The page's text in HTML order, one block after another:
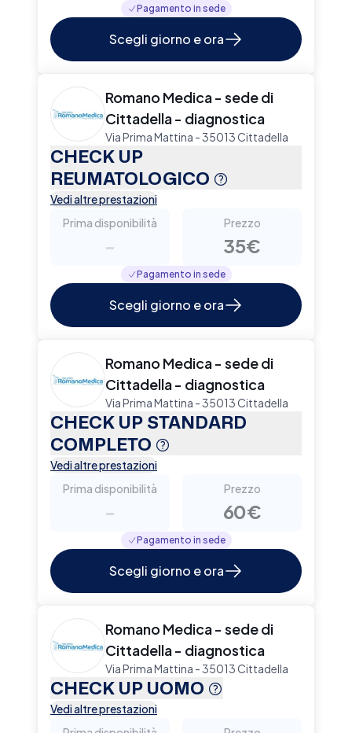
Pagamento in sede
Scegli giorno e ora
Romano Medica - sede di
Cittadella - diagnostica
Via Prima Mattina - 35013 Cittadella
CHECK UP
REUMATOLOGICO
Vedi altre prestazioni
Prima disponibilità
-
Prezzo
35€
Pagamento in sede
Scegli giorno e ora
Romano Medica - sede di
Cittadella - diagnostica
Via Prima Mattina - 35013 Cittadella
CHECK UP STANDARD
COMPLETO
Vedi altre prestazioni
Prima disponibilità
-
Prezzo
60€
Pagamento in sede
Scegli giorno e ora
Romano Medica - sede di
Cittadella - diagnostica
Via Prima Mattina - 35013 Cittadella
CHECK UP UOMO
Vedi altre prestazioni